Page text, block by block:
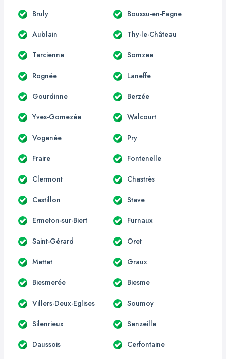
Bruly Boussu-en-Fagne
Aublain Thy-le-Château
Tarcienne Somzee
Rognée Laneffe
Gourdinne Berzée
Yves-Gomezée Walcourt
Vogenée Pry
Fraire Fontenelle
Clermont Chastrès
Castillon Stave
Ermeton-sur-Biert Furnaux
Saint-Gérard Oret
Mettet Graux
Biesmerée Biesme
Villers-Deux-Eglises Soumoy
Silenrieux Senzeille
Daussois Cerfontaine